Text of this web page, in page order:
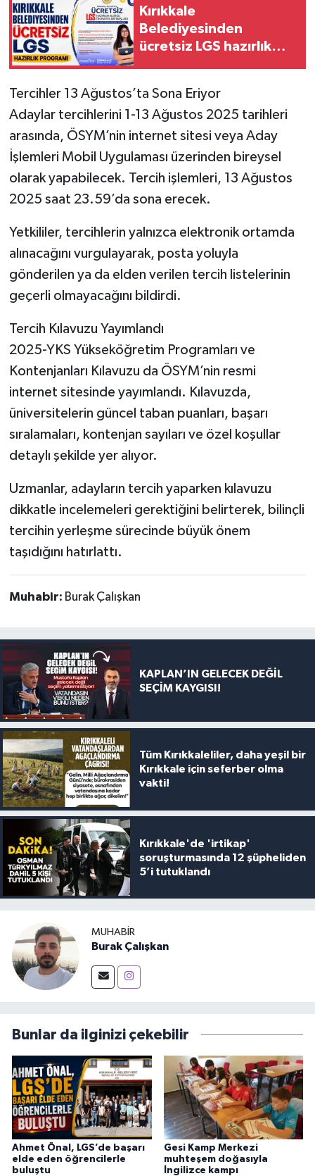
Kırıkkale
Belediyesinden
ücretsiz LGS hazırlık
Tercihler 13 Ağustos’ta Sona Eriyor
Adaylar tercihlerini 1-13 Ağustos 2025 tarihleri
arasında, ÖSYM’nin internet sitesi veya Aday
İşlemleri Mobil Uygulaması üzerinden bireysel
olarak yapabilecek. Tercih işlemleri, 13 Ağustos
2025 saat 23.59’da sona erecek.
Yetkililer, tercihlerin yalnızca elektronik ortamda
alınacağını vurgulayarak, posta yoluyla
gönderilen ya da elden verilen tercih listelerinin
geçerli olmayacağını bildirdi.
Tercih Kılavuzu Yayımlandı
2025-YKS Yükseköğretim Programları ve
Kontenjanları Kılavuzu da ÖSYM’nin resmi
internet sitesinde yayımlandı. Kılavuzda,
üniversitelerin güncel taban puanları, başarı
sıralamaları, kontenjan sayıları ve özel koşullar
detaylı şekilde yer alıyor.
Uzmanlar, adayların tercih yaparken kılavuzu
dikkatle incelemeleri gerektiğini belirterek, bilinçli
tercihin yerleşme sürecinde büyük önem
taşıdığını hatırlattı.
Muhabir: Burak Çalışkan
KAPLAN’IN GELECEK DEĞİL
SEÇİM KAYGISI!
Tüm Kırıkkaleliler, daha yeşil bir
Kırıkkale için seferber olma
vakti!
Kırıkkale'de 'irtikap'
soruşturmasında 12 şüpheliden
5’i tutuklandı
MUHABIR
Burak Çalışkan
Bunlar da ilginizi çekebilir
Ahmet Önal, LGS’de başarı
elde eden öğrencilerle
buluştu
Gesi Kamp Merkezi
muhteşem doğasıyla
İngilizce kampı